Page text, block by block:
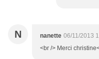
N nanette 06/11/2013
<br /> Merci